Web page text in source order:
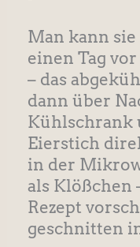
Man kann
einen Tag
– das
dann über
Kühlschrank
Eierstich
in der
als Klößchen
Rezept
geschnitten